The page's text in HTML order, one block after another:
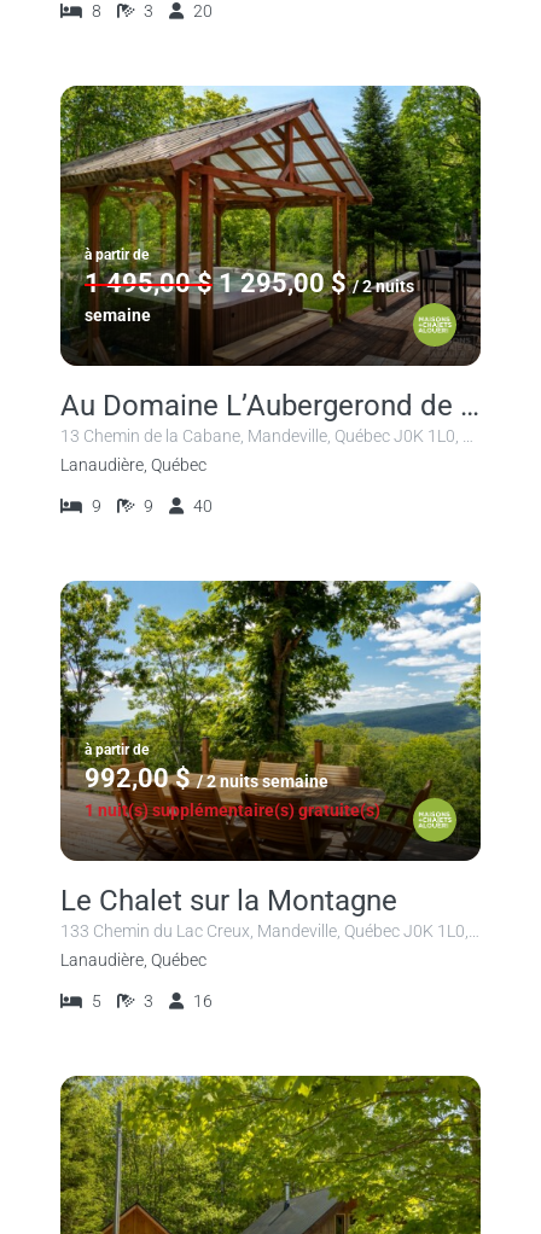
8 3 20
à partir de
1 495,00 $ 1 295,00 $ / 2 nuits
semaine
Au Domaine L’Aubergerond de Mandeville
Lanaudière, Québec
9 9 40
à partir de
992,00 $ / 2 nuits semaine
1 nuit(s) supplémentaire(s) gratuite(s)
Le Chalet sur la Montagne
Lanaudière, Québec
5 3 16